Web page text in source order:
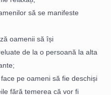
să se manifeste
oamenii să își
de la o persoană la alta
pe oameni să fie deschiși
fără temerea că vor fi